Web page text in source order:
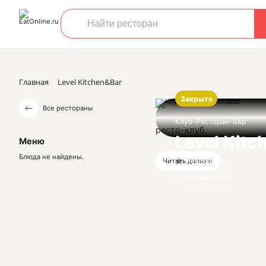
Главная Level Kitchen&Bar
Все рестораны
Меню
Блюда не найдены.
Закрыто
Клуб-Ресторан-Бар
Level
Нет оценок
ресто-клуб
Читать дальше